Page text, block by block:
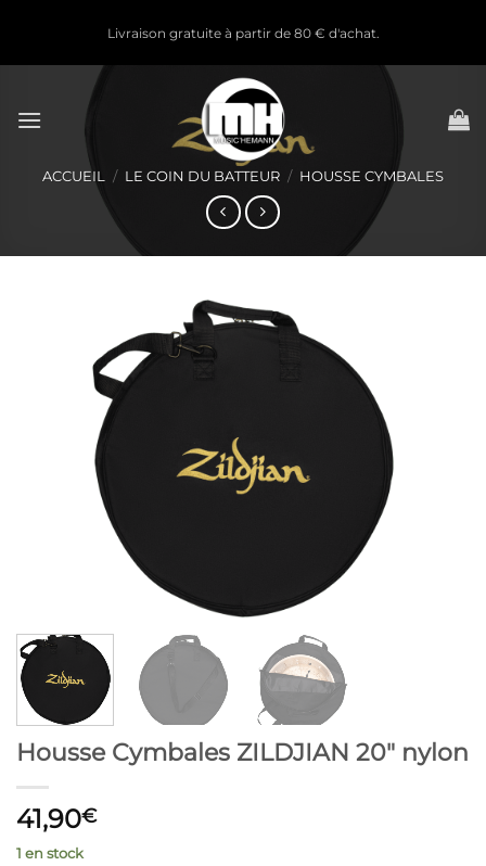
contenu
Livraison gratuite à partir de 80 € d'achat.
ACCUEIL / LE COIN DU BATTEUR / HOUSSE CYMBALES
Housse Cymbales ZILDJIAN 20″ nylon
41,90€
1 en stock